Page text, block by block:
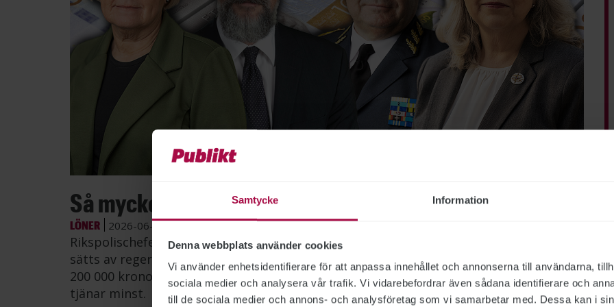
Samtycke Information
Denna webbplats använder cookies
Vi använder enhetsidentifierare för att anpassa innehållet och annonserna till användarna,
sociala medier och analysera vår trafik. Vi vidarebefordrar även sådana identifierare och
till de sociala medier och annons- och analysföretag som vi samarbetar med. Dessa kan i
Så mycket tjänar myndighetscheferna
LÖNER 2026-06-26
Rikspolischefen Petra Lundh har fortsatt högst lön av de myndighetschefer vars löner
sätts av regeringen, visar Publikts sammanställning. Hon är först ut att tjäna över
200 000 kronor i månaden – mer än dubbelt så mycket som den generaldirektör som
tjänar minst.